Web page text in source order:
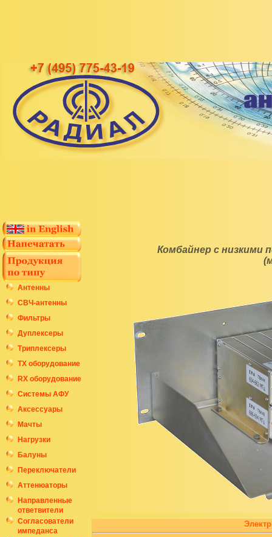
Антенны
СВЧ-антенны
Фильтры
Дуплексеры
Триплексеры
ТХ оборудование
RX оборудование
Системы АФУ
Аксессуары
Мачты
Нагрузки
Балуны
Переключатели
Аттенюаторы
Направленные
ответвители
Согласователи
импеданса
Комбайнер с низкими